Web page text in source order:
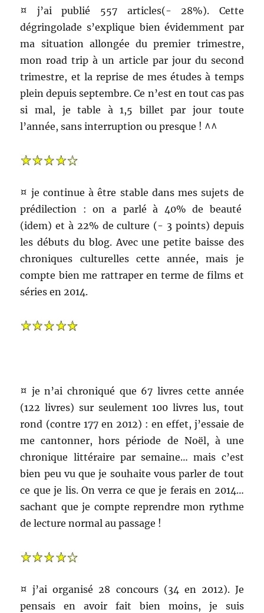
¤ j’ai publié 557 articles(- 28%). Cette
dégringolade s’explique bien évidemment par
ma situation allongée du premier trimestre,
mon road trip à un article par jour du second
trimestre, et la reprise de mes études à temps
plein depuis septembre. Ce n’est en tout cas pas
si mal, je table à 1,5 billet par jour toute
l’année, sans interruption ou presque ! ^^
¤ je continue à être stable dans mes sujets de
prédilection : on a parlé à 40% de beauté
(idem) et à 22% de culture (- 3 points) depuis
les débuts du blog. Avec une petite baisse des
chroniques culturelles cette année, mais je
compte bien me rattraper en terme de films et
séries en 2014.
¤ je n’ai chroniqué que 67 livres cette année
(122 livres) sur seulement 100 livres lus, tout
rond (contre 177 en 2012) : en effet, j’essaie de
me cantonner, hors période de Noël, à une
chronique littéraire par semaine… mais c’est
bien peu vu que je souhaite vous parler de tout
ce que je lis. On verra ce que je ferais en 2014…
sachant que je compte reprendre mon rythme
de lecture normal au passage !
¤ j’ai organisé 28 concours (34 en 2012). Je
pensais en avoir fait bien moins, je suis